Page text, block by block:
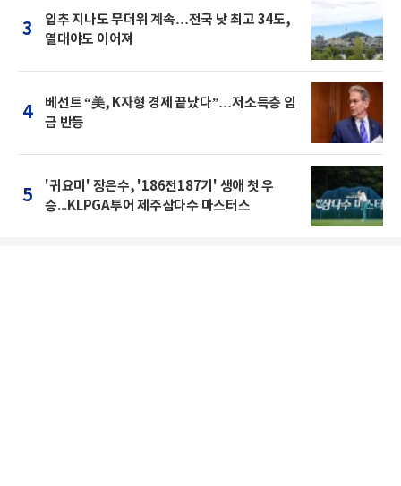
3
입추 지나도 무더위 계속…전국 낮 최고 34도,
열대야도 이어져
4
베선트 “美, K자형 경제 끝났다”…저소득층 임
금 반등
5
'귀요미' 장은수, '186전187기' 생애 첫 우
승...KLPGA투어 제주삼다수 마스터스